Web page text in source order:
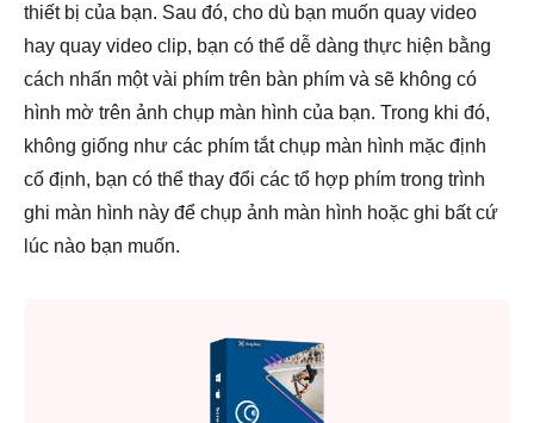
thiết bị của bạn. Sau đó, cho dù bạn muốn quay video
hay quay video clip, bạn có thể dễ dàng thực hiện bằng
cách nhấn một vài phím trên bàn phím và sẽ không có
hình mờ trên ảnh chụp màn hình của bạn. Trong khi đó,
không giống như các phím tắt chụp màn hình mặc định
cố định, bạn có thể thay đổi các tổ hợp phím trong trình
ghi màn hình này để chụp ảnh màn hình hoặc ghi bất cứ
lúc nào bạn muốn.